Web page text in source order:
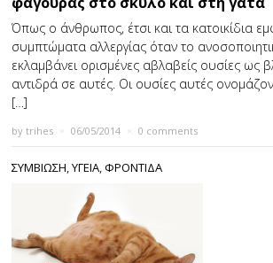
Όπως ο άνθρωπος, έτσι και τα κατοικίδια
συμπτώματα αλλεργίας όταν το
εκλαμβάνει ορισμένες αβλαβείς ουσίες ως
αντιδρά σε αυτές. Οι ουσίες αυτές
[…]
bytrihes 06/05/2014 0 comments
ΣΥΜΒΙΩΣΗ,ΥΓΕΙΑ,ΦΡΟΝΤΙΔΑ